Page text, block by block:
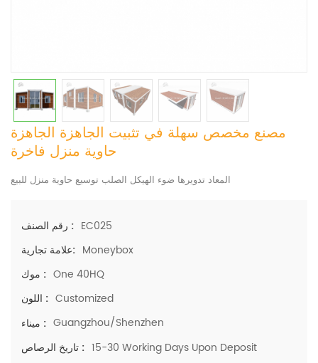
مصنع مخصص سهلة في تثبيت الجاهزة الجاهزة
حاوية منزل فاخرة
المعاد تدويرها ضوء الهيكل الصلب توسيع حاوية منزل للبيع
رقم الصنف : EC025
علامة تجارية: Moneybox
موك : One 40HQ
اللون : Customized
ميناء : Guangzhou/Shenzhen
تاريخ الرصاص : 15-30 Working Days Upon Deposit